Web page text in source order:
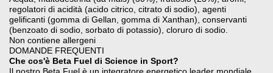
regolatori di acidità (acido citrico, citrato di sodio), agenti
gelificanti (gomma di Gellan, gomma di Xanthan), conservanti
(benzoato di sodio, sorbato di potassio), cloruro di sodio.
Non contiene allergeni
DOMANDE FREQUENTI
Che cos'è Beta Fuel di Science in Sport?